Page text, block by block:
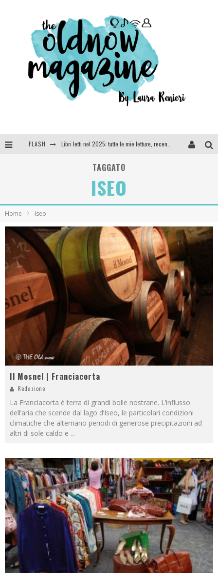
FLASH
SEE YOU AT 5 | Chanel
Anya Taylor-Joy, Jisoo e Willow Smith protagoniste della nuova campagna Dior Addict
TAGGATO
ISEO
Home Iseo
Il Mosnel | Franciacorta
Redazione
La Franciacorta è terra di grandi bolle nostrane. L’influsso
dell’aria che scende dal lago d’Iseo, le particolari condizioni
climatiche che alternano periodi di generose precipitazioni ad
altri di sole caldo e ...